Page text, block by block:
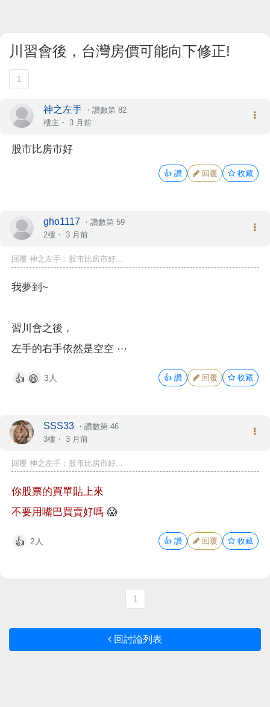
川習會後，台灣房價可能向下修正!
1
神之左手 ・ 讚數第 82
樓主 ・ 3 月前
股市比房市好
👍 讚 回覆 收藏
gho1117 ・ 讚數第 59
2樓・ 3 月前
回覆 神之左手：股市比房市好...
我夢到~
習川會之後，
左手的右手依然是空空 ⋯
👍 😆 3人 👍 讚 回覆 收藏
SSS33 ・ 讚數第 46
3樓・ 3 月前
回覆 神之左手：股市比房市好...
你股票的買單貼上來
不要用嘴巴買賣好嗎 😱
👍 2人 👍 讚 回覆 收藏
1
回討論列表